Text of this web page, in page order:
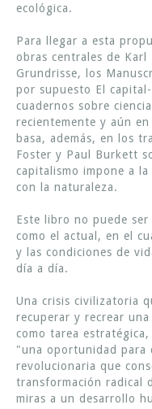
ecológica.
Para llegar a esta
obras centrales de
Grundrisse, los
por supuesto El
cuadernos sobre
recientemente y aún
basa, además, en los
Foster y Paul Burkett
capitalismo impone a
con la naturaleza.
Este libro no puede ser
como el actual, en el
y las condiciones de
día a día.
Una crisis civilizatoria
recuperar y recrear
como tarea
"una oportunidad para
revolucionaria que
transformación radical
miras a un desarrollo